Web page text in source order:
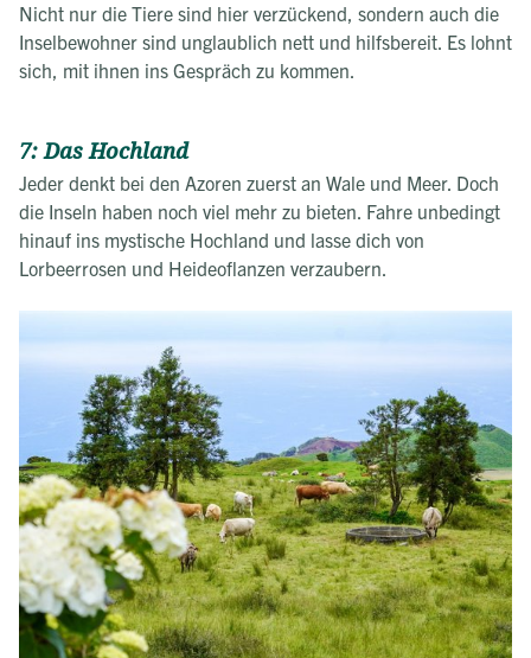
Nicht nur die Tiere sind hier verzückend, sondern auch die
Inselbewohner sind unglaublich nett und hilfsbereit. Es lohnt
sich, mit ihnen ins Gespräch zu kommen.
7: Das Hochland
Jeder denkt bei den Azoren zuerst an Wale und Meer. Doch
die Inseln haben noch viel mehr zu bieten. Fahre unbedingt
hinauf ins mystische Hochland und lasse dich von
Lorbeerrosen und Heideoflanzen verzaubern.